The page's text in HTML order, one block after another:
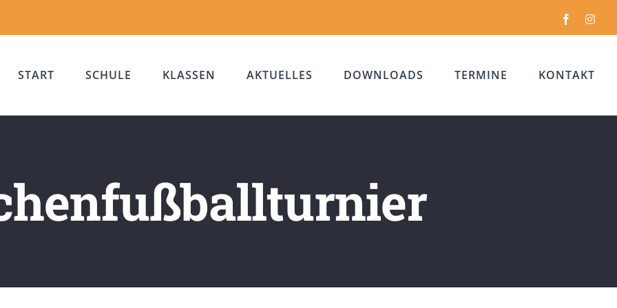
Facebook
START SCHULE KLASSEN AKTUELLES DOWNLOADS TERMINE KONTAKT